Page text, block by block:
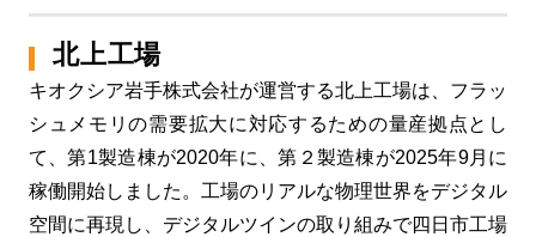
北上工場
キオクシア岩手株式会社が運営する北上工場は、フラッ
シュメモリの需要拡大に対応するための量産拠点とし
て、第1製造棟が2020年に、第２製造棟が2025年9月に
稼働開始しました。工場のリアルな物理世界をデジタル
空間に再現し、デジタルツインの取り組みで四日市工場